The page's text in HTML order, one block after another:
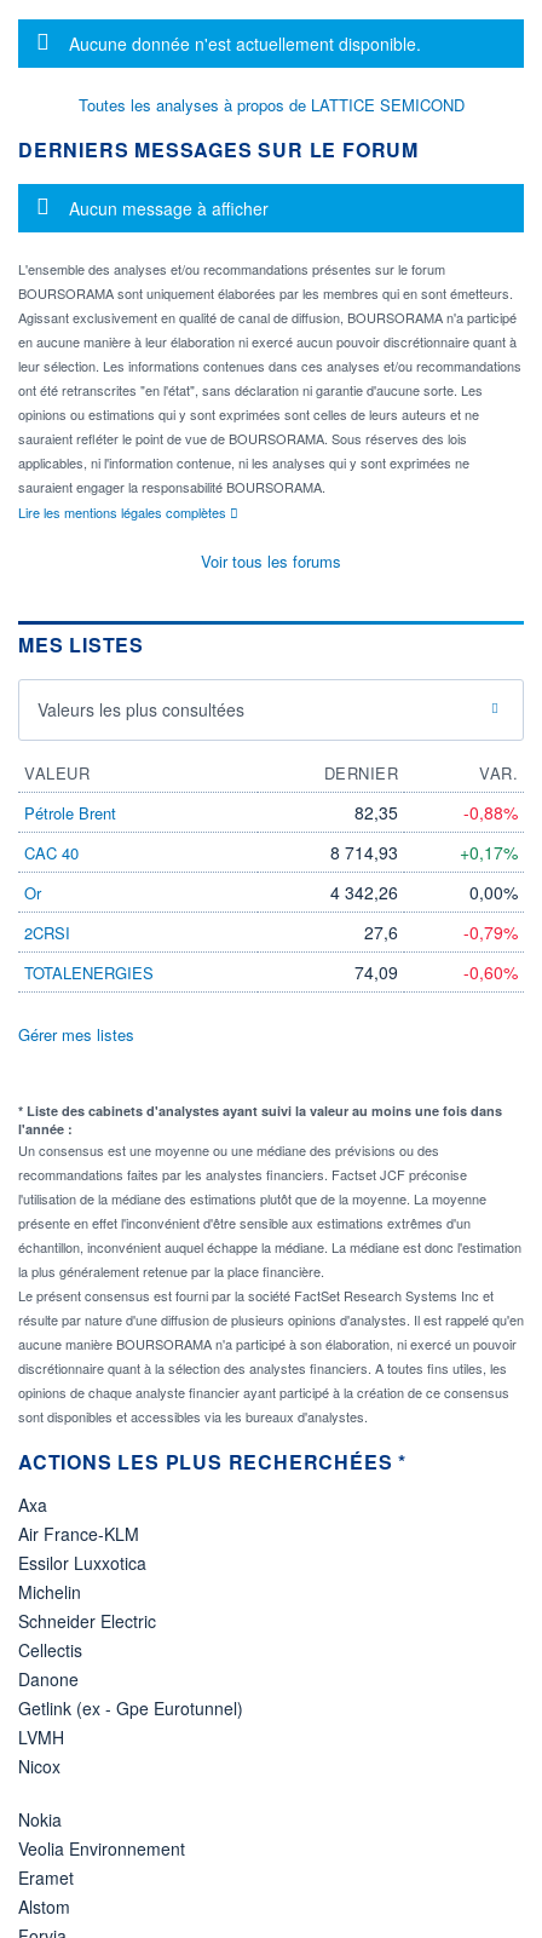
Message d'information
Aucune donnée n'est actuellement disponible.
Toutes les analyses à propos de LATTICE SEMICOND
DERNIERS MESSAGES SUR LE FORUM
Message d'information
Aucun message à afficher
L'ensemble des analyses et/ou recommandations présentes sur le forum
BOURSORAMA sont uniquement élaborées par les membres qui en sont émetteurs.
Agissant exclusivement en qualité de canal de diffusion, BOURSORAMA n'a participé
en aucune manière à leur élaboration ni exercé aucun pouvoir discrétionnaire quant à
leur sélection. Les informations contenues dans ces analyses et/ou recommandations
ont été retranscrites "en l'état", sans déclaration ni garantie d'aucune sorte. Les
opinions ou estimations qui y sont exprimées sont celles de leurs auteurs et ne
sauraient refléter le point de vue de BOURSORAMA. Sous réserves des lois
applicables, ni l'information contenue, ni les analyses qui y sont exprimées ne
sauraient engager la responsabilité BOURSORAMA.
Lire les mentions légales complètes
Voir tous les forums
MES LISTES
Valeurs les plus consultées
VALEUR DERNIER
VAR.
Pétrole Brent
82,35 -0,88%
CAC 40 8 714,93 +0,17%
Or 4 342,26 0,00%
2CRSI 27,6 -0,79%
TOTALENERGIES 74,09 -0,60%
Gérer mes listes
* Liste des cabinets d'analystes ayant suivi la valeur au moins une fois dans
l'année :
Un consensus est une moyenne ou une médiane des prévisions ou des
recommandations faites par les analystes financiers. Factset JCF préconise
l'utilisation de la médiane des estimations plutôt que de la moyenne. La moyenne
présente en effet l'inconvénient d'être sensible aux estimations extrêmes d'un
échantillon, inconvénient auquel échappe la médiane. La médiane est donc l'estimation
la plus généralement retenue par la place financière.
Le présent consensus est fourni par la société FactSet Research Systems Inc et
résulte par nature d'une diffusion de plusieurs opinions d'analystes. Il est rappelé qu'en
aucune manière BOURSORAMA n'a participé à son élaboration, ni exercé un pouvoir
discrétionnaire quant à la sélection des analystes financiers. A toutes fins utiles, les
opinions de chaque analyste financier ayant participé à la création de ce consensus
sont disponibles et accessibles via les bureaux d'analystes.
ACTIONS LES PLUS RECHERCHÉES *
Axa
Air France-KLM
Essilor Luxxotica
Michelin
Schneider Electric
Cellectis
Danone
Getlink (ex - Gpe Eurotunnel)
LVMH
Nicox
Nokia
Veolia Environnement
Eramet
Alstom